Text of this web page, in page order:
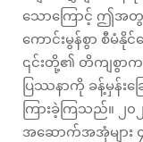
သောကြောင့် ဤအတွ
ကောင်းမွန်စွာ စီမံနို
၎င်းတို့၏ တိကျစွာက
ပြဿနာကို ခန့်မှန်းခြ
ကြားခဲ့ကြသည်။ ၂၀
အဆောက်အအုံများ